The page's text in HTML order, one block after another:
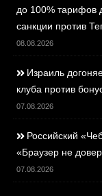
до 100% тарифов
санкции против
08.08.2026
Израиль
клуба против
07.08.2026
Российский
«Браузер не
07.08.2026